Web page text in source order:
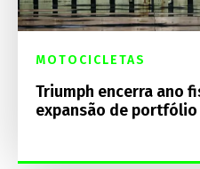
MOTOCICLETAS
Triumph encerra ano
expansão de portfólio